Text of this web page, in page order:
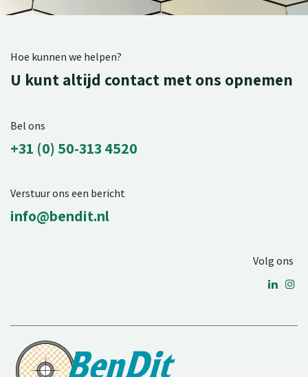
Hoe kunnen we helpen?
U kunt altijd contact met ons opnemen
Bel ons
+31 (0) 50-313 4520
Verstuur ons een bericht
info@bendit.nl
Volg ons